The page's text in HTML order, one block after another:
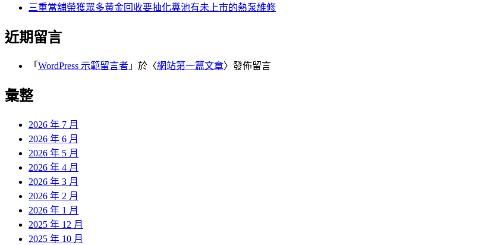
三重當舖榮獲眾多黃金回收要抽化糞池有未上市的熱泵維修
近期留言
「 WordPress 示範留言者 」於〈網站第一篇文章〉發佈留言
彙整
2026 年 7 月
2026 年 6 月
2026 年 5 月
2026 年 4 月
2026 年 3 月
2026 年 2 月
2026 年 1 月
2025 年 12 月
2025 年 10 月